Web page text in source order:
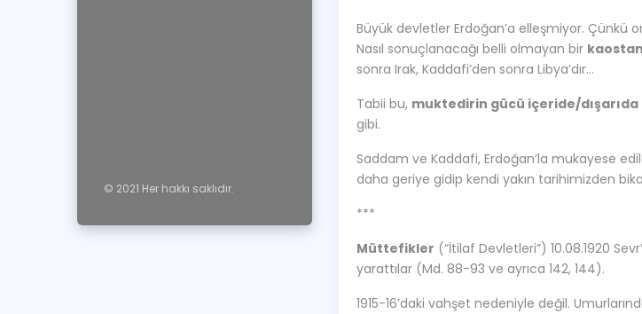
© 2021 Her hakkı saklıdır.
Büyük devletler Erdoğan’a elleşmiyor. Çünkü
Nasıl sonuçlanacağı belli olmayan bir kaostan
sonra Irak, Kaddafi’den sonra Libya’dır…
Tabii bu, muktedirin gücü içeride/
gibi.
Saddam ve Kaddafi, Erdoğan’la mukayese
daha geriye gidip kendi yakın tarihimizden
***
Müttefikler (“İtilaf Devletleri”) 10.08.1920
yarattılar (Md. 88-93 ve ayrıca 142, 144).
1915-16’daki vahşet nedeniyle değil.